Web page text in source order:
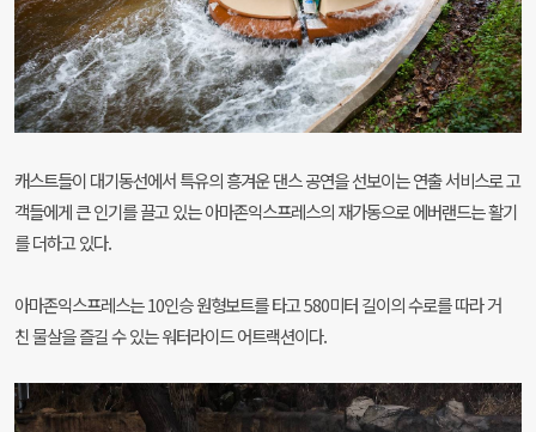
캐스트들이 대기동선에서 특유의 흥겨운 댄스 공연을 선보이는 연출 서비스로 고
객들에게 큰 인기를 끌고 있는 아마존익스프레스의 재가동으로 에버랜드는 활기
를 더하고 있다.
아마존익스프레스는 10인승 원형보트를 타고 580미터 길이의 수로를 따라 거
친 물살을 즐길 수 있는 워터라이드 어트랙션이다.